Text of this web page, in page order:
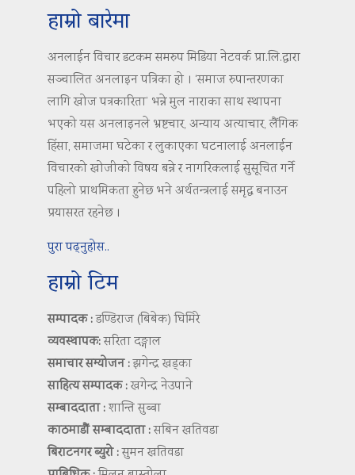
हाम्रो बारेमा
अनलाईन विचार डटकम समरुप मिडिया नेटवर्क प्रा.लि.द्वारा
सञ्चालित अनलाइन पत्रिका हो । ‘समाज रुपान्तरणका
लागि खोज पत्रकारिता’ भन्ने मुल नाराका साथ स्थापना
भएको यस अनलाइनले भ्रष्टचार, अन्याय अत्याचार, लैंगिक
हिंसा, समाजमा घटेका र लुकाएका घटनालाई अनलाईन
विचारको खोजीको विषय बन्ने र नागरिकलाई सुसूचित गर्ने
पहिलो प्राथमिकता हुनेछ भने अर्थतन्त्रलाई समृद्ध बनाउन
प्रयासरत रहनेछ ।
पुरा पढ्नुहोस..
हाम्रो टिम
सम्पादक :डण्डिराज (बिबेक) घिमिरे
व्यवस्थापक:सरिता दङ्गाल
समाचार सम्योजन :झगेन्द्र खड्का
साहित्य सम्पादक :खगेन्द्र नेउपाने
सम्बाददाता :शान्ति सुब्बा
काठमाडौं सम्बाददाता :सबिन खतिवडा
बिराटनगर ब्युरो :सुमन खतिवडा